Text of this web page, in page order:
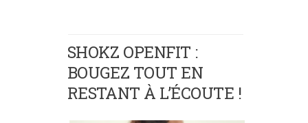
SHOKZ OPENFIT :
BOUGEZ TOUT EN
RESTANT À L’ÉCOUTE !